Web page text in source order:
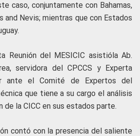
caso, conjuntamente con Bahamas,
and Nevis; mientras que con Estados
Reunión del MESICIC asistióla Ab.
servidora del CPCCS y Experta
ante el Comité de Expertos del
que tiene a su cargo el análisis
de la CICC en sus estados parte.
contó con la presencia del saliente